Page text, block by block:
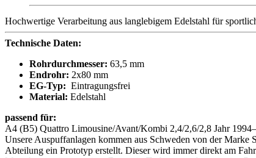
Hochwertige Verarbeitung aus langlebigem Edelstahl für
Technische Daten:
Rohrdurchmesser: 63,5 mm
Endrohr: 2x80 mm
EG-Typ: Eintragungsfrei
Material: Edelstahl
passend für:
A4 (B5) Quattro Limousine/Avant/Kombi 2,4/2,6/2,8 Jahr
Unsere Auspuffanlagen kommen aus Schweden von der
Abteilung ein Prototyp erstellt. Dieser wird immer direkt am